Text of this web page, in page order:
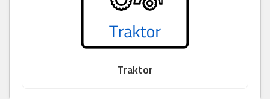
Traktor